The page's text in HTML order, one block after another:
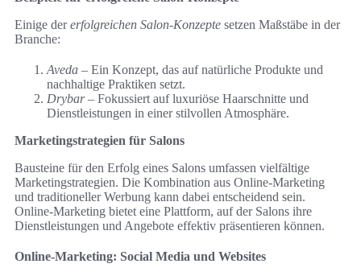
Einige dererfolgreichen Salon-Konzepte setzen Maßstäbe in der
Branche:
Aveda – Ein Konzept, das auf natürliche Produkte und
nachhaltige Praktiken setzt.
Drybar– Fokussiert auf luxuriöse Haarschnitte und
Dienstleistungen in einer stilvollen Atmosphäre.
Marketingstrategien für Salons
Bausteine für den Erfolg eines Salons umfassen vielfältige
Marketingstrategien. Die Kombination aus Online-Marketing
und traditioneller Werbung kann dabei entscheidend sein.
Online-Marketing bietet eine Plattform, auf der Salons ihre
Dienstleistungen und Angebote effektiv präsentieren können.
Online-Marketing: Social Media und Websites